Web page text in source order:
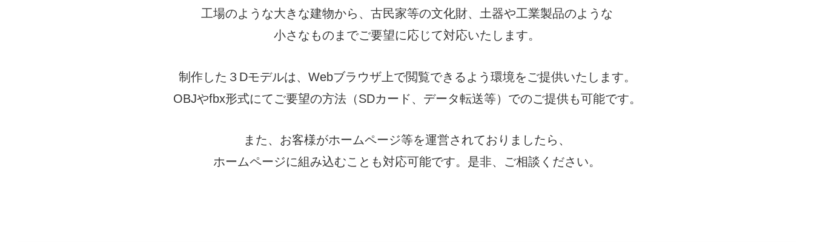
工場のような大きな建物から、古民家等の文化財、土器や工業製品のような
小さなものまでご要望に応じて対応いたします。
制作した３Dモデルは、Webブラウザ上で閲覧できるよう環境をご提供いたします。
OBJやfbx形式にてご要望の方法（SDカード、データ転送等）でのご提供も可能です。
また、お客様がホームページ等を運営されておりましたら、
ホームページに組み込むことも対応可能です。是非、ご相談ください。